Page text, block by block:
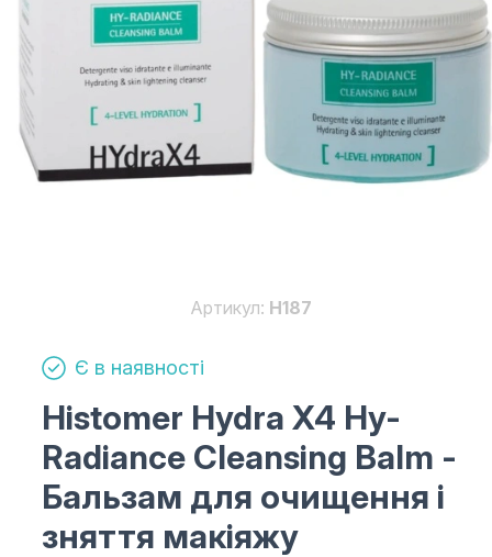
Артикул: H187
Є в наявності
Histomer Hydra X4 Hy-
Radiance Cleansing Balm -
Бальзам для очищення і
зняття макіяжу